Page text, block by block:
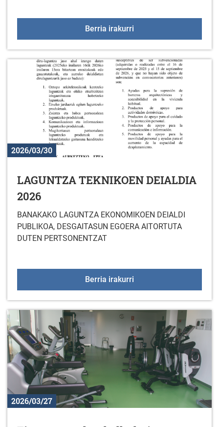
Berria irakurri
2026/03/30
LAGUNTZA TEKNIKOEN DEIALDIA
2026
BANAKAKO LAGUNTZA EKONOMIKOEN DEIALDI
PUBLIKOA, DESGAITASUN EGOERA AITORTUTA
DUTEN PERTSONENTZAT
Berria irakurri
2026/03/27